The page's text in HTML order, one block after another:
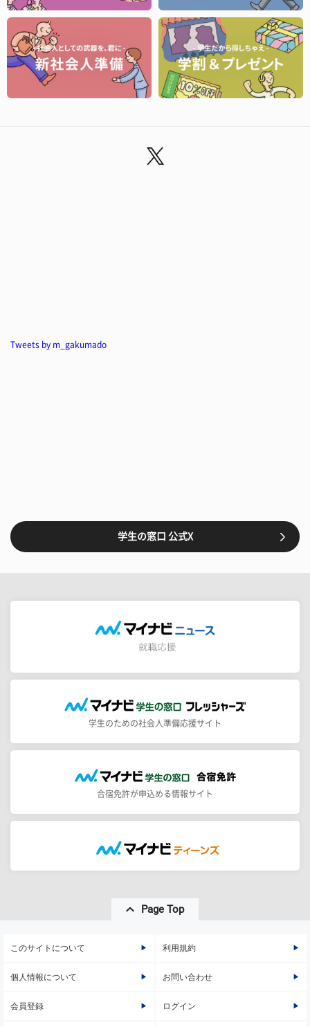
Tweets by m_gakumado
学生の窓口 公式X
学生のための社会人準備応援サイト
合宿免許が申込める情報サイト
Page Top
このサイトについて 利用規約
個人情報について お問い合わせ
会員登録 ログイン